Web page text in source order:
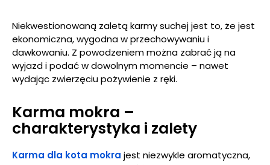
Niekwestionowaną zaletą karmy suchej jest to, że jest
ekonomiczna, wygodna w przechowywaniu i
dawkowaniu. Z powodzeniem można zabrać ją na
wyjazd i podać w dowolnym momencie – nawet
wydając zwierzęciu pożywienie z ręki.
Karma mokra –
charakterystyka i zalety
Karma dla kota mokra jest niezwykle aromatyczna,